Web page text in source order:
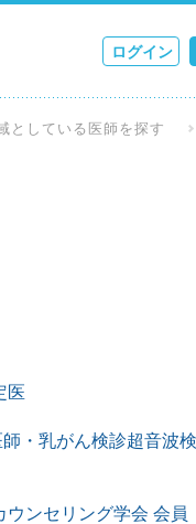
ログイン
検索
としている医師を探す
医
・乳がん検診超音波
ウンセリング学会 会員